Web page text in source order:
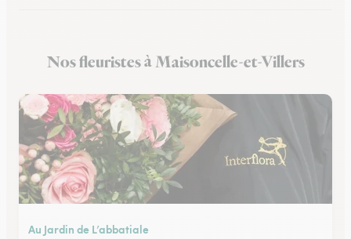
Fleuristes à Signy-le-Petit
Nos fleuristes à Maisoncelle-et-Villers
Au Jardin de L’abbatiale